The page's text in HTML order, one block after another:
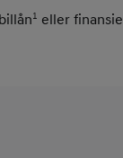
1 eller